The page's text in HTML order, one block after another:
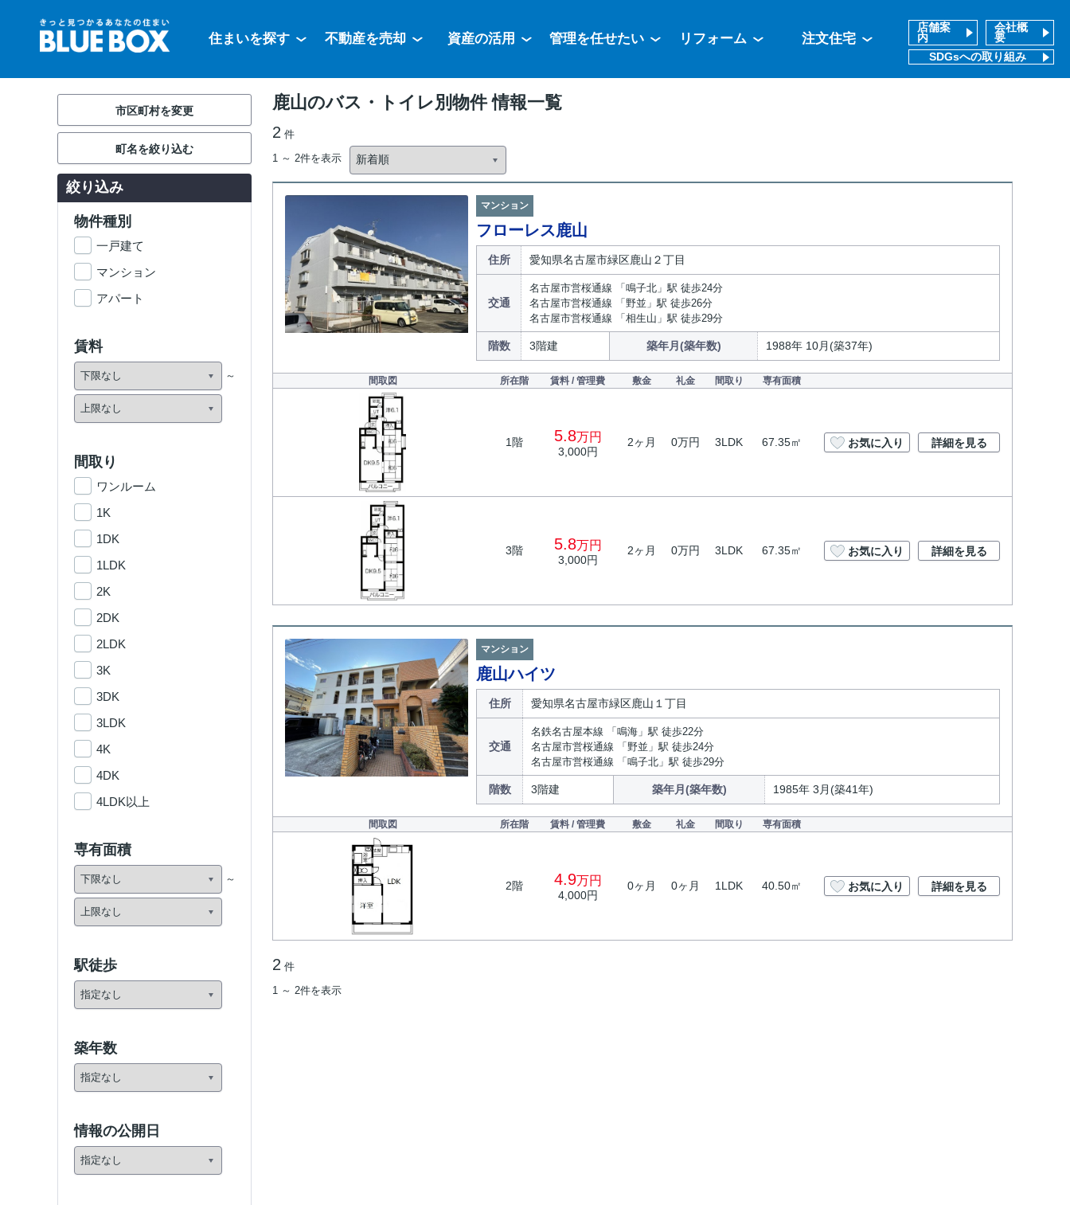
住まいを探す 不動産を売却 資産の活用 管理を任せたい リフォーム 注文住宅
店舗案
内
会社概
要
SDGsへの取り組み
鹿山のバス・トイレ別物件 情報一覧
2 件
1 ～ 2件を表示
マンション
フローレス鹿山
住所 愛知県名古屋市緑区鹿山２丁目
交通
名古屋市営桜通線 「鳴子北」駅 徒歩24分
名古屋市営桜通線 「野並」駅 徒歩26分
名古屋市営桜通線 「相生山」駅 徒歩29分
階数 3階建 築年月(築年数) 1988年 10月(築37年)
間取図 所在階 賃料 / 管理費 敷金 礼金 間取り 専有面積
1階 5.8万円
3,000円
2ヶ月 0万円 3LDK 67.35㎡ お気に入り 詳細を見る
3階 5.8万円
3,000円
2ヶ月 0万円 3LDK 67.35㎡ お気に入り 詳細を見る
マンション
鹿山ハイツ
住所 愛知県名古屋市緑区鹿山１丁目
交通
名鉄名古屋本線 「鳴海」駅 徒歩22分
名古屋市営桜通線 「野並」駅 徒歩24分
名古屋市営桜通線 「鳴子北」駅 徒歩29分
階数 3階建 築年月(築年数) 1985年 3月(築41年)
間取図 所在階 賃料 / 管理費 敷金 礼金 間取り 専有面積
2階 4.9万円
4,000円
0ヶ月 0ヶ月 1LDK 40.50㎡ お気に入り 詳細を見る
2 件
1 ～ 2件を表示
市区町村を変更
町名を絞り込む
絞り込み
物件種別
一戸建て
マンション
アパート
賃料
間取り
ワンルーム
1K
1DK
1LDK
2K
2DK
2LDK
3K
3DK
3LDK
4K
4DK
4LDK以上
専有面積
駅徒歩
築年数
情報の公開日